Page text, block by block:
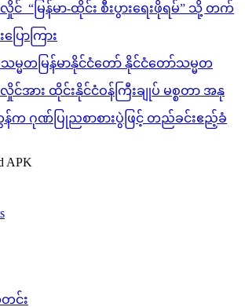
လှိုင် “မြန်မာ-ထိုင်း စီးပွားရေးဖိုရမ်” သို့ တက်
ြောကြား
မ္မတမြန်မာနိုင်ငံတော် နိုင်ငံတော်သမ္မတ
လှိုင်အား ထိုင်းနိုင်ငံဝန်ကြီးချုပ် မစ္စတာ အနု
န်က ဂုဏ်ပြုညစာစားပွဲဖြင့် တည်ခင်းဧည့်ခံ
APK
င်း